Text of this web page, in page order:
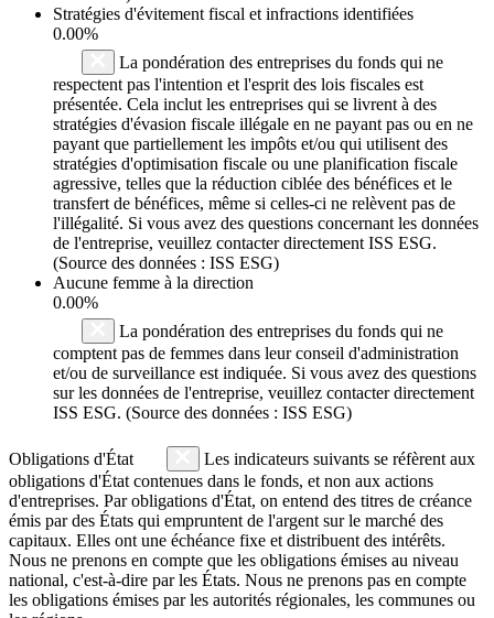
Stratégies d'évitement fiscal et infractions identifiées
0.00%
La pondération des entreprises du fonds qui ne
respectent pas l'intention et l'esprit des lois fiscales est
présentée. Cela inclut les entreprises qui se livrent à des
stratégies d'évasion fiscale illégale en ne payant pas ou en ne
payant que partiellement les impôts et/ou qui utilisent des
stratégies d'optimisation fiscale ou une planification fiscale
agressive, telles que la réduction ciblée des bénéfices et le
transfert de bénéfices, même si celles-ci ne relèvent pas de
l'illégalité. Si vous avez des questions concernant les données
de l'entreprise, veuillez contacter directement ISS ESG.
(Source des données : ISS ESG)
Aucune femme à la direction
0.00%
La pondération des entreprises du fonds qui ne
comptent pas de femmes dans leur conseil d'administration
et/ou de surveillance est indiquée. Si vous avez des questions
sur les données de l'entreprise, veuillez contacter directement
ISS ESG. (Source des données : ISS ESG)
Obligations d'État
Les indicateurs suivants se réfèrent aux
obligations d'État contenues dans le fonds, et non aux actions
d'entreprises. Par obligations d'État, on entend des titres de créance
émis par des États qui empruntent de l'argent sur le marché des
capitaux. Elles ont une échéance fixe et distribuent des intérêts.
Nous ne prenons en compte que les obligations émises au niveau
national, c'est-à-dire par les États. Nous ne prenons pas en compte
les obligations émises par les autorités régionales, les communes ou